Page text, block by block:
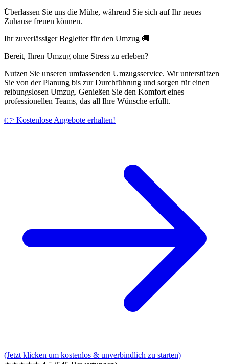
Überlassen Sie uns die Mühe, während Sie sich auf Ihr neues
Zuhause freuen können.
Ihr zuverlässiger Begleiter für den Umzug 🚚
Bereit, Ihren Umzug ohne Stress zu erleben?
Nutzen Sie unseren umfassenden Umzugsservice. Wir unterstützen
Sie von der Planung bis zur Durchführung und sorgen für einen
reibungslosen Umzug. Genießen Sie den Komfort eines
professionellen Teams, das all Ihre Wünsche erfüllt.
👉 Kostenlose Angebote erhalten!
(Jetzt klicken um kostenlos & unverbindlich zu starten)